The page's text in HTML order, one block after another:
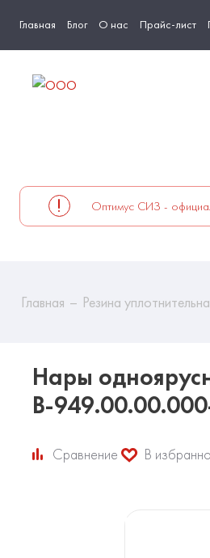
Главная Блог О нас Прайс-лист
Оптимус СИЗ -
Главная Резина
Нары
В-
Сравнение В